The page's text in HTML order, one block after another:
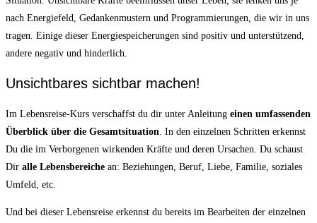
nach Energiefeld, Gedankenmustern und Programmierungen, die wir in uns
tragen. Einige dieser Energiespeicherungen sind positiv und unterstützend,
andere negativ und hinderlich.
Unsichtbares sichtbar machen!
Im Lebensreise-Kurs verschaffst du dir unter Anleitung einen umfassenden
Überblick über die Gesamtsituation . In den einzelnen Schritten erkennst
Du die im Verborgenen wirkenden Kräfte und deren Ursachen. Du schaust
Dir alle Lebensbereiche an: Beziehungen, Beruf, Liebe, Familie, soziales
Umfeld, etc.
Und bei dieser Lebensreise erkennst du bereits im Bearbeiten der einzelnen